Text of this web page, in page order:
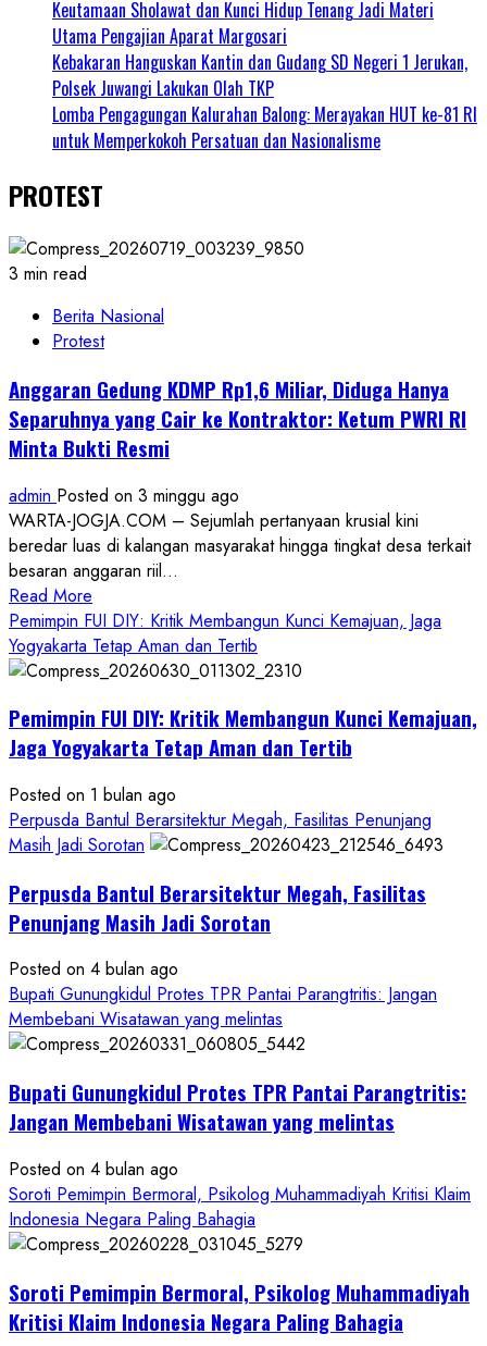
Keutamaan Sholawat dan Kunci Hidup Tenang Jadi Materi
Utama Pengajian Aparat Margosari
Kebakaran Hanguskan Kantin dan Gudang SD Negeri 1 Jerukan,
Polsek Juwangi Lakukan Olah TKP
Lomba Pengagungan Kalurahan Balong: Merayakan HUT ke-81 RI
untuk Memperkokoh Persatuan dan Nasionalisme
PROTEST
3 min read
Berita Nasional
Protest
Anggaran Gedung KDMP Rp1,6 Miliar, Diduga Hanya
Separuhnya yang Cair ke Kontraktor: Ketum PWRI RI
Minta Bukti Resmi
admin Posted on 3 minggu ago
WARTA-JOGJA.COM – Sejumlah pertanyaan krusial kini
beredar luas di kalangan masyarakat hingga tingkat desa terkait
besaran anggaran riil...
Read More
more
about
Anggaran
KDMP
Rp1,6
Diduga
Hanya
Separuhnya
Cair
ke
Ketum
PWRI
RI
Minta
Resmi
Pemimpin FUI DIY: Kritik Membangun Kunci Kemajuan, Jaga
Yogyakarta Tetap Aman dan Tertib
Pemimpin FUI DIY: Kritik Membangun Kunci Kemajuan,
Jaga Yogyakarta Tetap Aman dan Tertib
Posted on 1 bulan ago
Perpusda Bantul Berarsitektur Megah, Fasilitas Penunjang
Masih Jadi Sorotan
Perpusda Bantul Berarsitektur Megah, Fasilitas
Penunjang Masih Jadi Sorotan
Posted on 4 bulan ago
Bupati Gunungkidul Protes TPR Pantai Parangtritis: Jangan
Membebani Wisatawan yang melintas
Bupati Gunungkidul Protes TPR Pantai Parangtritis:
Jangan Membebani Wisatawan yang melintas
Posted on 4 bulan ago
Soroti Pemimpin Bermoral, Psikolog Muhammadiyah Kritisi Klaim
Indonesia Negara Paling Bahagia
Soroti Pemimpin Bermoral, Psikolog Muhammadiyah
Kritisi Klaim Indonesia Negara Paling Bahagia